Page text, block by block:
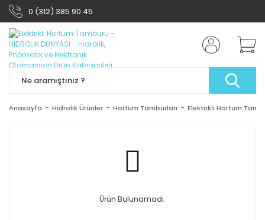
0 (312) 385 90 45
Anasayfa Hidrolik Ürünler Hortum Tamburları Elektrikli Hortum
Ürün Bulunamadı.